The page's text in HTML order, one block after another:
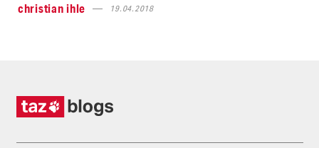
christian ihle
19.04.2018